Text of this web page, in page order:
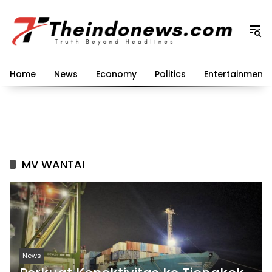
konten
Home News Economy Politics Entertainment
MV WANTAI
News